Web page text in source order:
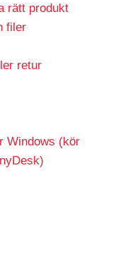
rätt produkt
filer
retur
Windows (kör